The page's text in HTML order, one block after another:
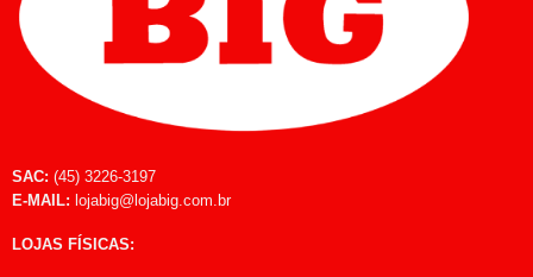
SAC: (45) 3226-3197
E-MAIL: lojabig@lojabig.com.br
LOJAS FÍSICAS: